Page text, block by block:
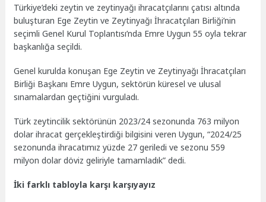
Türkiye’deki zeytin ve zeytinyağı ihracatçılarını çatısı altında
buluşturan Ege Zeytin ve Zeytinyağı İhracatçıları Birliği’nin
seçimli Genel Kurul Toplantısı’nda Emre Uygun 55 oyla tekrar
başkanlığa seçildi.
Genel kurulda konuşan Ege Zeytin ve Zeytinyağı İhracatçıları
Birliği Başkanı Emre Uygun, sektörün küresel ve ulusal
sınamalardan geçtiğini vurguladı.
Türk zeytincilik sektörünün 2023/24 sezonunda 763 milyon
dolar ihracat gerçekleştirdiği bilgisini veren Uygun, “2024/25
sezonunda ihracatımız yüzde 27 geriledi ve sezonu 559
milyon dolar döviz geliriyle tamamladık” dedi.
İki farklı tabloyla karşı karşıyayız